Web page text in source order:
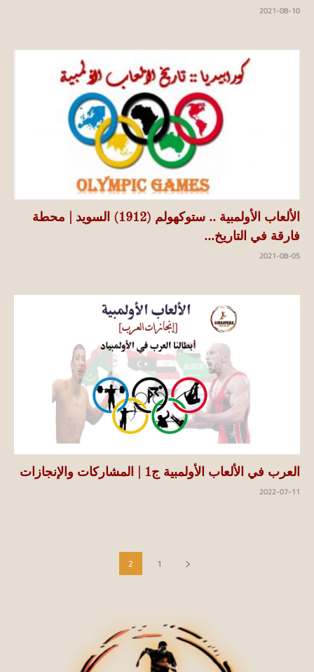
2021-08-10
الألعاب الأولمبية .. ستوكهولم (1912) السويد | محطة
فارقة في التاريخ...
2021-08-05
العرب في الألعاب الأولمبية ج1 | المشاركات والإنجازات
2022-07-11
1
2